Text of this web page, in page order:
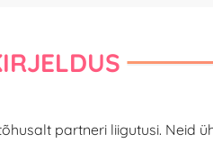
partneri liigutusi. Neid